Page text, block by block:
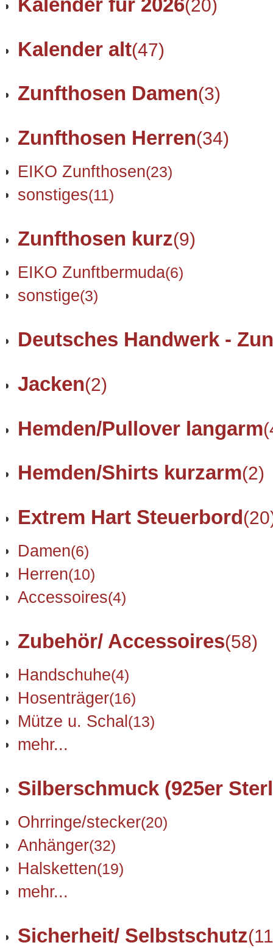
(20)
Kalender alt(47)
Zunfthosen Damen(3)
Zunfthosen Herren(34)
EIKO Zunfthosen(23)
sonstiges(11)
Zunfthosen kurz(9)
EIKO Zunftbermuda(6)
sonstige(3)
Deutsches Handwerk -
Jacken(2)
Hemden/Pullover langarm
Hemden/Shirts kurzarm(2)
Extrem Hart Steuerbord
Damen(6)
Herren(10)
Accessoires(4)
Zubehör/ Accessoires(58)
Handschuhe(4)
Hosenträger(16)
Mütze u. Schal(13)
mehr...
Silberschmuck (925er
Ohrringe/stecker(20)
Anhänger(32)
Halsketten(19)
mehr...
Sicherheit/ Selbstschutz